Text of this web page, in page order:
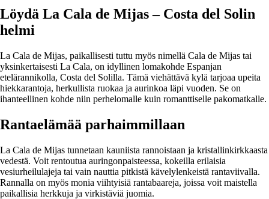
Löydä La Cala de Mijas – Costa del Solin
helmi
La Cala de Mijas, paikallisesti tuttu myös nimellä Cala de Mijas tai
yksinkertaisesti La Cala, on idyllinen lomakohde Espanjan
etelärannikolla, Costa del Solilla. Tämä viehättävä kylä tarjoaa upeita
hiekkarantoja, herkullista ruokaa ja aurinkoa läpi vuoden. Se on
ihanteellinen kohde niin perhelomalle kuin romanttiselle pakomatkalle.
Rantaelämää parhaimmillaan
La Cala de Mijas tunnetaan kauniista rannoistaan ja kristallinkirkkaasta
vedestä. Voit rentoutua auringonpaisteessa, kokeilla erilaisia
vesiurheilulajeja tai vain nauttia pitkistä kävelylenkeistä rantaviivalla.
Rannalla on myös monia viihtyisiä rantabaareja, joissa voit maistella
paikallisia herkkuja ja virkistäviä juomia.